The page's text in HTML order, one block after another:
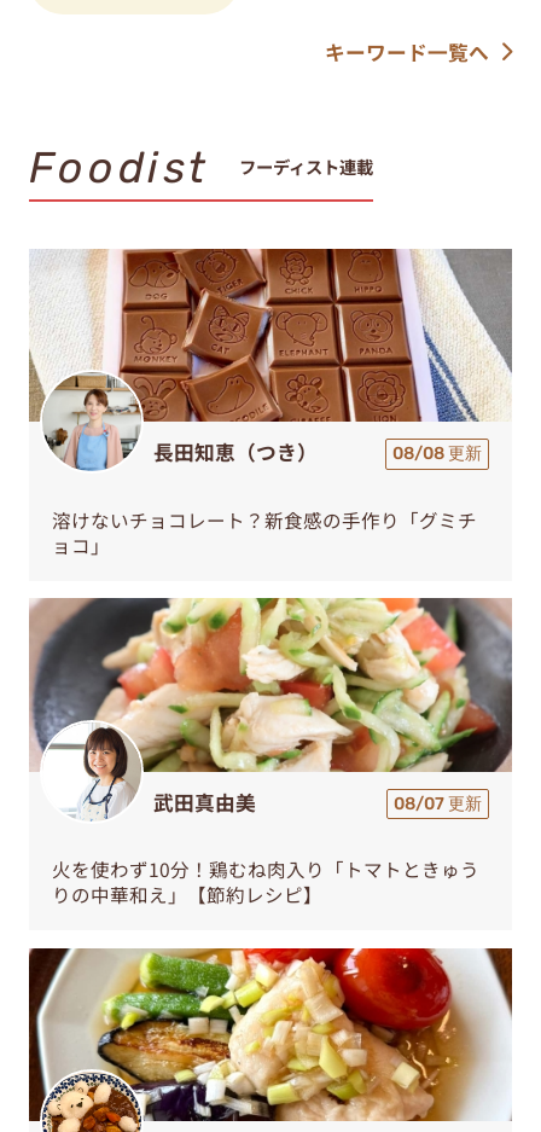
キーワード一覧へ
Foodist フーディスト連載
長田知恵（つき） 08/08 更新
溶けないチョコレート？新食感の手作り「グミチ
ョコ」
武田真由美 08/07 更新
火を使わず10分！鶏むね肉入り「トマトときゅう
りの中華和え」【節約レシピ】